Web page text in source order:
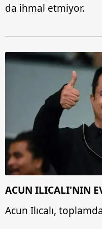
da ihmal etmiyor.
ACUN ILICALI'NIN
Acun Ilıcalı,